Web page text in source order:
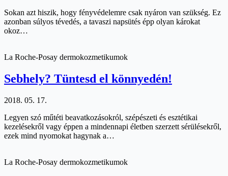
Sokan azt hiszik, hogy fényvédelemre csak nyáron van szükség. Ez
azonban súlyos tévedés, a tavaszi napsütés épp olyan károkat
okoz…
La Roche-Posay dermokozmetikumok
Sebhely? Tüntesd el könnyedén!
2018. 05. 17.
Legyen szó műtéti beavatkozásokról, szépészeti és esztétikai
kezelésekről vagy éppen a mindennapi életben szerzett sérülésekről,
ezek mind nyomokat hagynak a…
La Roche-Posay dermokozmetikumok